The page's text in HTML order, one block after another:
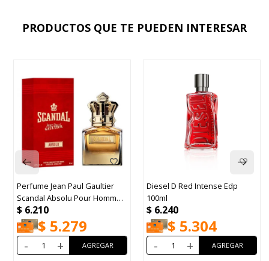
PRODUCTOS QUE TE PUEDEN INTERESAR
Perfume Jean Paul Gaultier
Scandal Absolu Pour Homme
EDP 50ml
$ 6.210
$ 5.279
- +
Diesel D Red Intense Edp
100ml
$ 6.240
$ 5.304
- +